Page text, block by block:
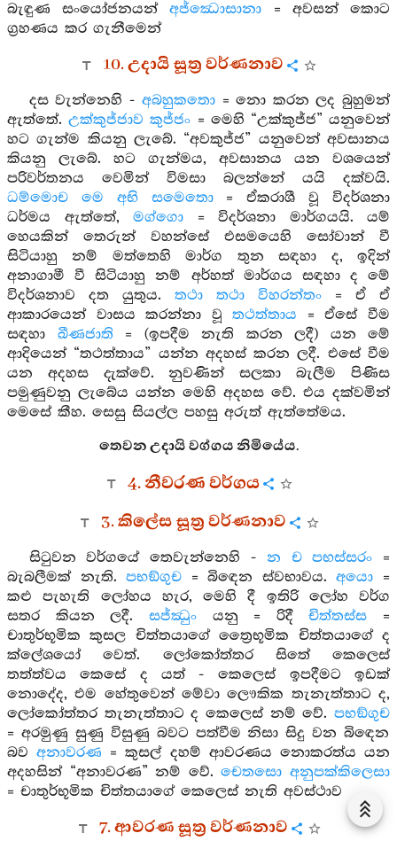
බැඳුණ සංයෝජනයන්අජ්ඣොසානා = අවසන් කොට
ග්‍රහණය කර ගැනීමෙන්
10. උදායි සූත්‍ර වර්ණනාව
දස වැන්නෙහි -අබහුකතො = නො කරන ලද බුහුමන්
ඇත්තේ.උක්කුජ්ජාව කුජ්ජං = මෙහි “උක්කුජ්ජ” යනුවෙන්
හට ගැන්ම කියනු ලැබේ. “අවකුජ්ජ” යනුවෙන් අවසානය
කියනු ලැබේ. හට ගැන්මය, අවසානය යන වශයෙන්
පරිවර්තනය වෙමින් විමසා බලන්නේ යයි දක්වයි.
ධම්මොච මෙ අභි සමෙතො= ඒකරාශී වූ විදර්ශනා
ධර්මය ඇත්තේ, මග්ගො = විදර්ශනා මාර්ගයයි. යම්
හෙයකින් තෙරුන් වහන්සේ එසමයෙහි සෝවාන් වී
සිටියාහු නම් මත්තෙහි මාර්ග තුන සඳහා ද, ඉදින්
අනාගාමී වී සිටියාහු නම් අර්හත් මාර්ගය සඳහා ද මේ
විදර්ශනාව දත යුතුය. තථා තථා විහරන්තං = ඒ ඒ
ආකාරයෙන් වාසය කරන්නා වූතථත්තාය = ඒසේ වීම
සඳහා ඛීණජාති = (ඉපදීම නැති කරන ලදී) යන මේ
ආදියෙන් “තථත්තාය” යන්න අදහස් කරන ලදී. එසේ වීම
යන අදහස දැක්වේ. නුවණින් සලකා බැලීම පිණිස
පමුණුවනු ලැබේය යන්න මෙහි අදහස වේ. එය දක්වමින්
මෙසේ කීහ. සෙසු සියල්ල පහසු අරුත් ඇත්තේමය.
තෙවන උදායි වග්ගය නිමියේය.
4. නීවරණ වර්ගය
3. කිලේස සූත්‍ර වර්ණනාව
සිටුවන වර්ගයේ තෙවැන්නෙහි -න ච පභස්සරං =
බැබලීමක් නැති.පභඞ්ගුච = බිඳෙන ස්වභාවය.අයො =
කළු පැහැති ලෝහය හැර, මෙහි දී ඉතිරි ලෝහ වර්ග
සතර කියන ලදී. සජ්ඣුංයනු = රිදීචිත්තස්ස =
චාතුර්භූමික කුසල චිත්තයාගේ ත්‍රෛභූමික චිත්තයාගේ ද
ක්ලේශයෝ වෙත්. ලෝකෝත්තර සිතේ කෙලෙස්
තත්ත්වය කෙසේ ද යත් - කෙලෙස් ඉපදීමට ඉඩක්
නොදේද, එම හේතුවෙන් මේවා ලෞකික තැනැත්තාට ද,
ලෝකෝත්තර තැනැත්තාට ද කෙලෙස් නම් වේ. පභඞ්ගුච
= අරමුණු සුණු විසුණු බවට පත්වීම නිසා සිදු වන බිඳෙන
බවඅනාවරණ = කුසල් දහම් ආවරණය නොකරත්ය යන
අදහසින් “අනාවරණ” නම් වේ.චෙතසො අනුපක්කිලෙසා
= චාතුර්භූමික චිත්තයාගේ කෙලෙස් නැති අවස්ථාව
7. ආවරණ සූත්‍ර වර්ණනාව